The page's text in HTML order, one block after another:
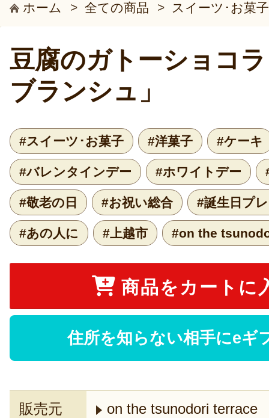
ホーム > 全ての商品 > スイーツ･お菓子
豆腐のガトーショコ
ブランシュ」
#スイーツ･お菓子 #洋菓子 #ケーキ
#バレンタインデー #ホワイトデー
#敬老の日 #お祝い総合 #誕生日プ
#あの人に #上越市 #on the
商品をカートに
住所を知らない相手にeギ
販売元 on the tsunodori terrace